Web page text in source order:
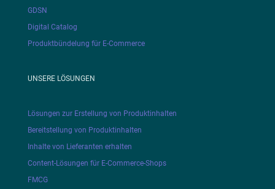
GDSN
Digital Catalog
Produktbündelung für E-Commerce
UNSERE LÖSUNGEN
Lösungen zur Erstellung von Produktinhalten
Bereitstellung von Produktinhalten
Inhalte von Lieferanten erhalten
Content-Lösungen für E-Commerce-Shops
FMCG